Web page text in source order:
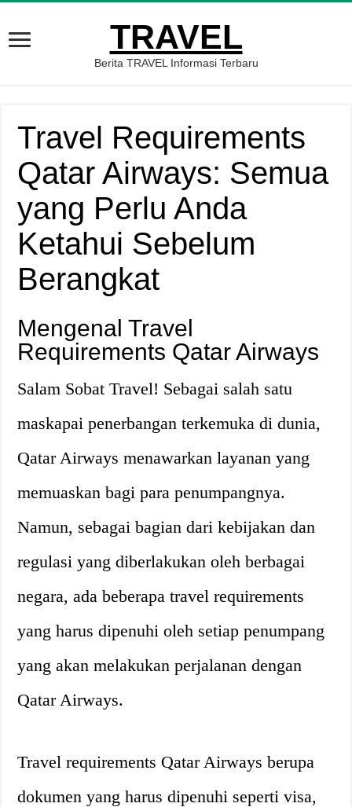
TRAVEL
Berita TRAVEL Informasi Terbaru
Travel Requirements
Qatar Airways: Semua
yang Perlu Anda
Ketahui Sebelum
Berangkat
Mengenal Travel
Requirements Qatar Airways
Salam Sobat Travel! Sebagai salah satu
maskapai penerbangan terkemuka di dunia,
Qatar Airways menawarkan layanan yang
memuaskan bagi para penumpangnya.
Namun, sebagai bagian dari kebijakan dan
regulasi yang diberlakukan oleh berbagai
negara, ada beberapa travel requirements
yang harus dipenuhi oleh setiap penumpang
yang akan melakukan perjalanan dengan
Qatar Airways.
Travel requirements Qatar Airways berupa
dokumen yang harus dipenuhi seperti visa,